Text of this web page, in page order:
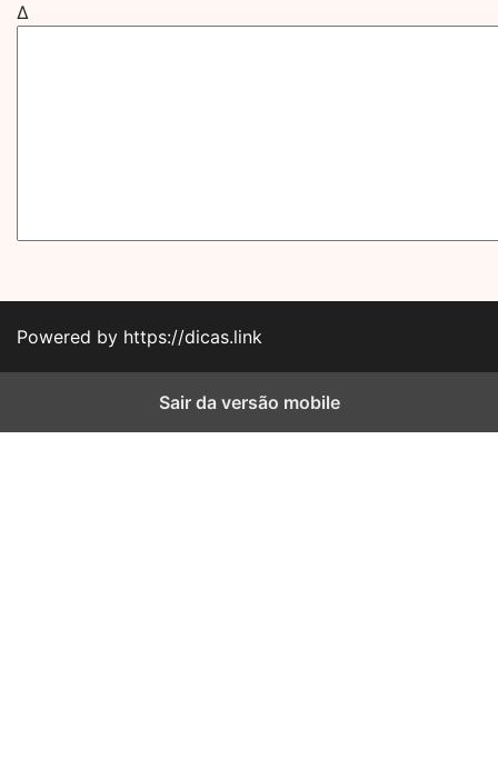
Δ
Powered by https://dicas.link
Sair da versão mobile